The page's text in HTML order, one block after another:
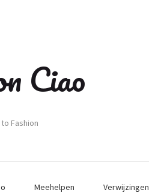
Ciao
Fashion
Meehelpen Verwijzingen